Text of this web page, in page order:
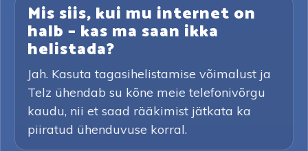
Mis siis, kui mu internet on
halb – kas ma saan ikka
helistada?
Jah. Kasuta tagasihelistamise võimalust ja
Telz ühendab su kõne meie telefonivõrgu
kaudu, nii et saad rääkimist jätkata ka
piiratud ühenduvuse korral.